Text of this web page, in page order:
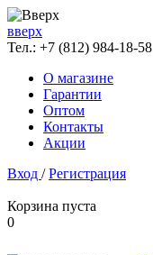
вверх
Тел.: +7 (812) 984-18-58
О магазине
Гарантии
Оптом
Контакты
Акции
Вход /Регистрация
Корзина пуста
0